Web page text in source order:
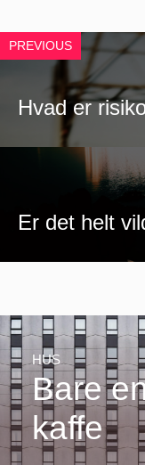
PREVIOUS
Hvad er
Er det helt
Bare
kaffe
HUS